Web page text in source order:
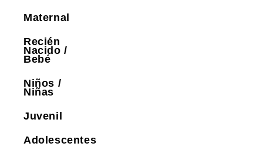
Maternal
Recién
Nacido /
Bebé
Niños /
Niñas
Juvenil
Adolescentes